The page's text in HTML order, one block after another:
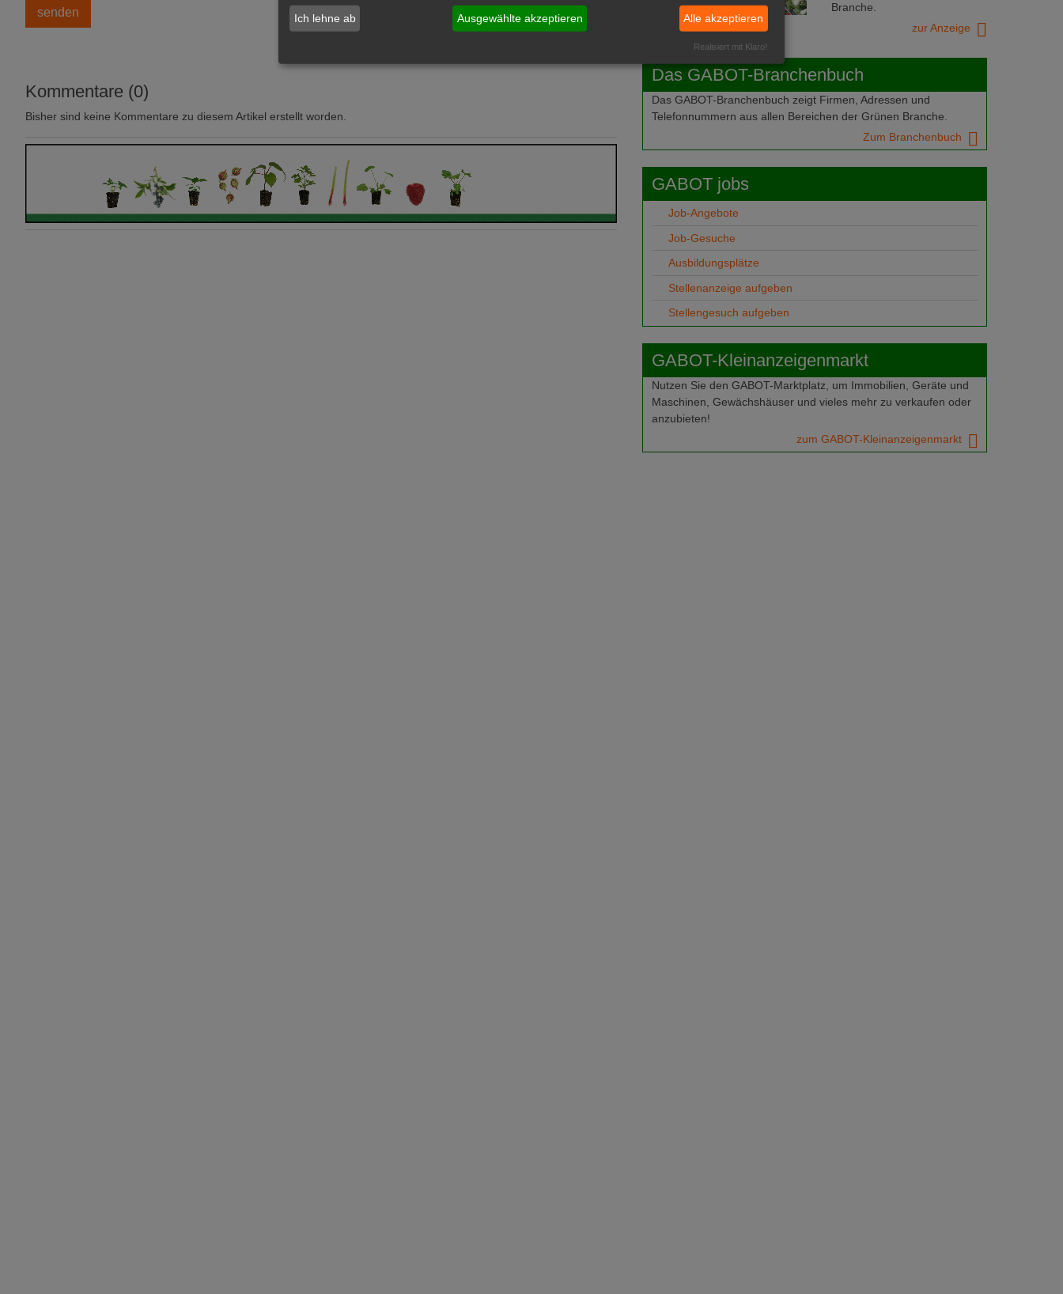
Kommentare (0)
Bisher sind keine Kommentare zu diesem Artikel erstellt worden.
Branche.
zur Anzeige
Das GABOT-Branchenbuch
Das GABOT-Branchenbuch zeigt Firmen, Adressen und
Telefonnummern aus allen Bereichen der Grünen Branche.
Zum Branchenbuch
GABOT jobs
Job-Angebote
Job-Gesuche
Ausbildungsplätze
Stellenanzeige aufgeben
Stellengesuch aufgeben
GABOT-Kleinanzeigenmarkt
Nutzen Sie den GABOT-Marktplatz, um Immobilien, Geräte und
Maschinen, Gewächshäuser und vieles mehr zu verkaufen oder
anzubieten!
zum GABOT-Kleinanzeigenmarkt
Ich lehne ab Ausgewählte akzeptieren Alle akzeptieren
Realisiert mit Klaro!